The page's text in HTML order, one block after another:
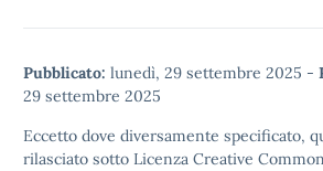
Pubblicato: lunedì, 29 settembre 2025 -
29 settembre 2025
Eccetto dove diversamente specificato,
rilasciato sotto Licenza Creative